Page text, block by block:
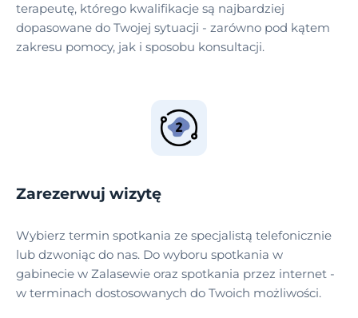
terapeutę, którego kwalifikacje są najbardziej
dopasowane do Twojej sytuacji - zarówno pod kątem
zakresu pomocy, jak i sposobu konsultacji.
Zarezerwuj wizytę
Wybierz termin spotkania ze specjalistą telefonicznie
lub dzwoniąc do nas. Do wyboru spotkania w
gabinecie w Zalasewie oraz spotkania przez internet -
w terminach dostosowanych do Twoich możliwości.